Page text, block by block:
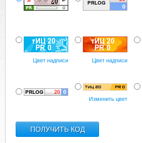
Цвет надписи Цвет надписи
Изменить цвет